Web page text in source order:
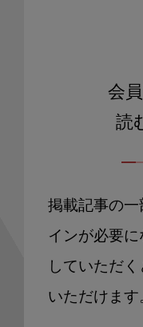
会
読
掲載記事の
インが必要
していただ
いただけます